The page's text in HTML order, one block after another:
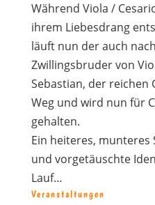
Während Viola /
ihrem Liebesdrang
läuft nun der auch
Zwillingsbruder von
Sebastian, der reichen
Weg und wird nun für
gehalten.
Ein heiteres,
und vorgetäuschte
Lauf…
Veranstaltungen